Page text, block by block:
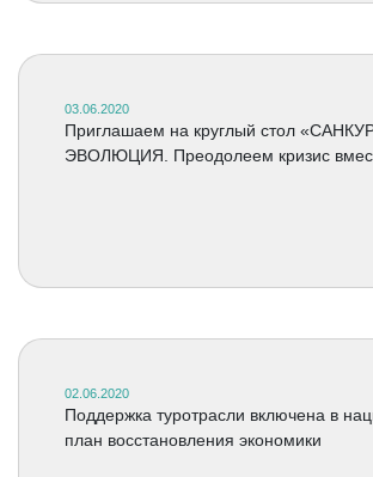
03.06.2020
Приглашаем на круглый стол
ЭВОЛЮЦИЯ. Преодолеем кризис
02.06.2020
Поддержка туротрасли включена в
план восстановления экономики